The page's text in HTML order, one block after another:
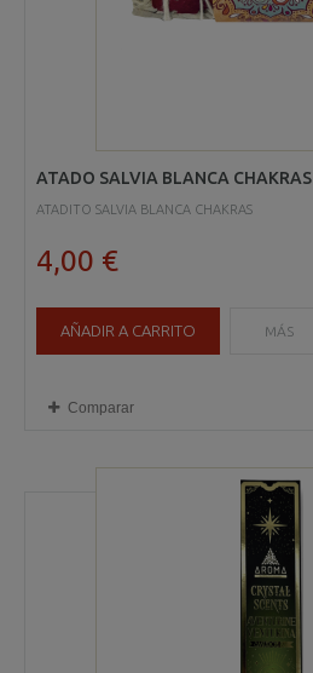
ATADO SALVIA BLANCA CHAKRAS
ATADITO SALVIA BLANCA CHAKRAS
4,00 €
AÑADIR A CARRITO MÁS
Comparar